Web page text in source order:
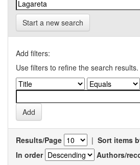
Start a new search
Add filters:
Use filters to refine the search results.
Results/Page | Sort items
In order
Authors/